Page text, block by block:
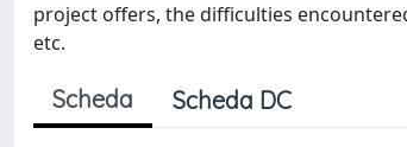
project offers, the difficulties
etc.
Scheda Scheda DC